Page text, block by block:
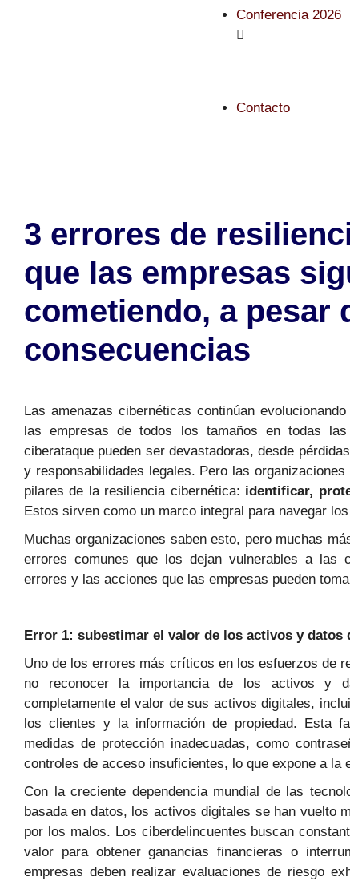
Conferencia 2026
Contacto
3 errores de
que las empresas
cometiendo, a pesar
consecuencias
Las amenazas cibernéticas continúan
las empresas de todos los tamaños en todas
ciberataque pueden ser devastadoras, desde
y responsabilidades legales. Pero las
pilares de la resiliencia cibernética: identificar,
Estos sirven como un marco integral para navegar
Muchas organizaciones saben esto, pero muchas
errores comunes que los dejan vulnerables a las
errores y las acciones que las empresas pueden
Error 1: subestimar el valor de los activos y datos
Uno de los errores más críticos en los esfuerzos de
no reconocer la importancia de los activos y
completamente el valor de sus activos digitales,
los clientes y la información de propiedad. Esta
medidas de protección inadecuadas, como
controles de acceso insuficientes, lo que expone a la
Con la creciente dependencia mundial de las
basada en datos, los activos digitales se han vuelto
por los malos. Los ciberdelincuentes buscan
valor para obtener ganancias financieras o
empresas deben realizar evaluaciones de riesgo